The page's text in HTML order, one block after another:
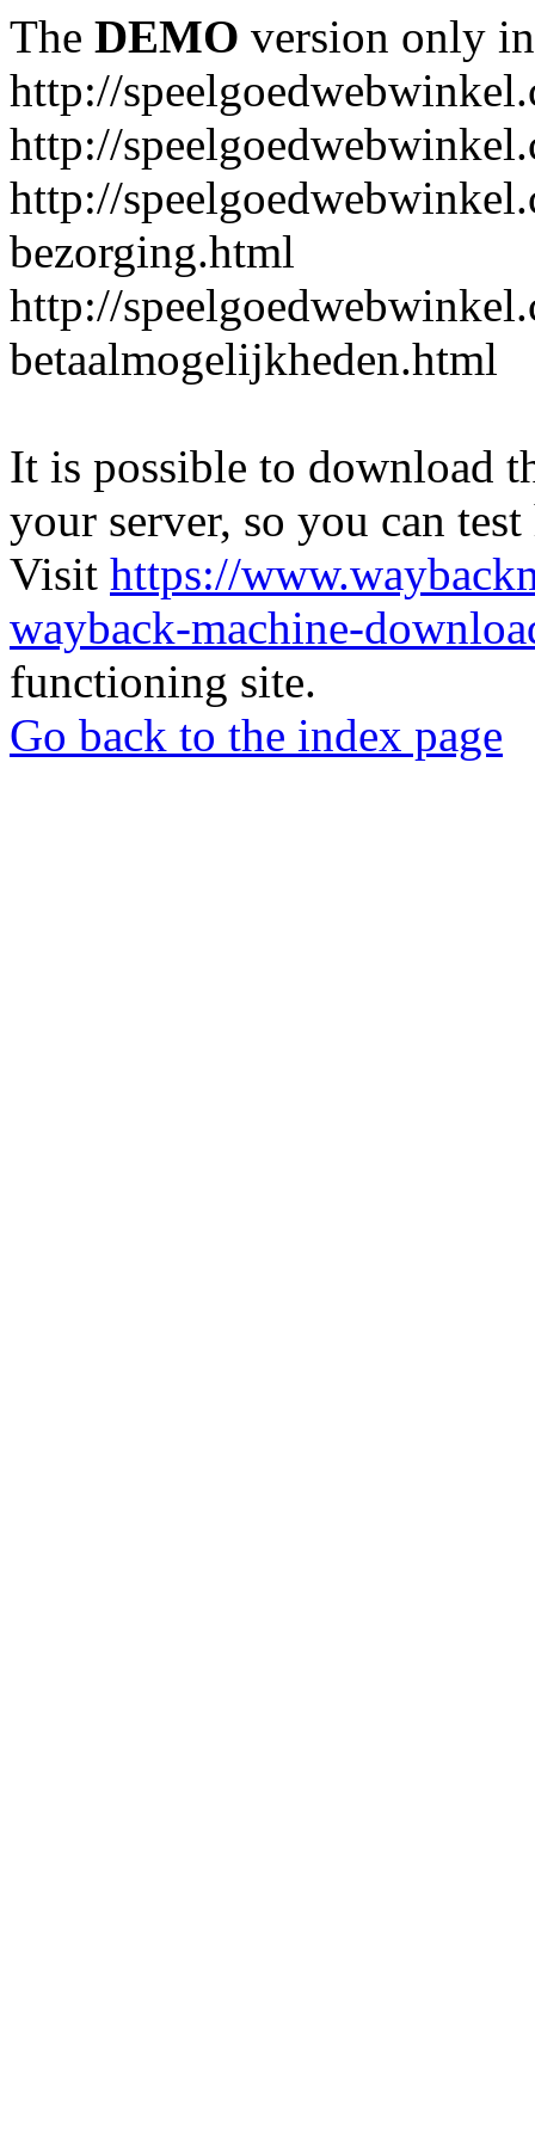
The DEMO version only
http://
http://
http://
bezorging.html
http://
betaalmogelijkheden.html
It is possible to download
your server, so you can
Visit https://
wayback-machine-
functioning site.
Go back to the index page